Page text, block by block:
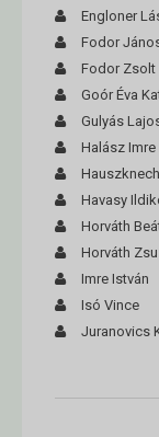
Engloner
Fodor
Fodor Zsolt
Goór Éva
Gulyás
Halász
Havasy
Horváth
Horváth
Imre István
Isó Vince
Juranovics